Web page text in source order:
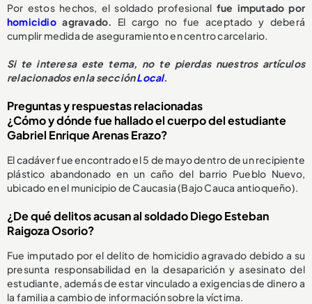
Por estos hechos, el soldado profesional fue imputado por
homicidioagravado. El cargo no fue aceptado y deberá
cumplir medida de aseguramiento en centro carcelario.
Si te interesa este tema, no te pierdas nuestros artículos
relacionados en la secciónLocal.
Preguntas y respuestas relacionadas
¿Cómo y dónde fue hallado el cuerpo del estudiante
Gabriel Enrique Arenas Erazo?
El cadáver fue encontrado el 5 de mayo dentro de un recipiente
plástico abandonado en un caño del barrio Pueblo Nuevo,
ubicado en el municipio de Caucasia (Bajo Cauca antioqueño).
¿De qué delitos acusan al soldado Diego Esteban
Raigoza Osorio?
Fue imputado por el delito de homicidio agravado debido a su
presunta responsabilidad en la desaparición y asesinato del
estudiante, además de estar vinculado a exigencias de dinero a
la familia a cambio de información sobre la víctima.